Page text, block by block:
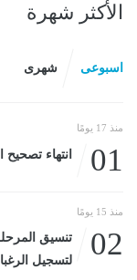
الأكثر شهرة
اسبوعى شهرى
منذ 17 يومًا
01 انتهاء تصحيح
منذ 15 يومًا
02
لتسجيل